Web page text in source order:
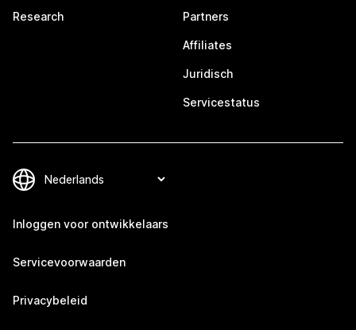
Research Partners
Affiliates
Juridisch
Servicestatus
Inloggen voor ontwikkelaars
Servicevoorwaarden
Privacybeleid